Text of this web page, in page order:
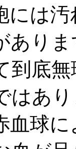
には
あり
到底
はあ
血球